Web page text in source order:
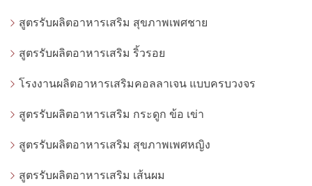
สูตรรับผลิตอาหารเสริม สุขภาพเพศชาย
สูตรรับผลิตอาหารเสริม ริ้วรอย
โรงงานผลิตอาหารเสริมคอลลาเจน แบบครบวงจร
สูตรรับผลิตอาหารเสริม กระดูก ข้อ เข่า
สูตรรับผลิตอาหารเสริม สุขภาพเพศหญิง
สูตรรับผลิตอาหารเสริม เส้นผม